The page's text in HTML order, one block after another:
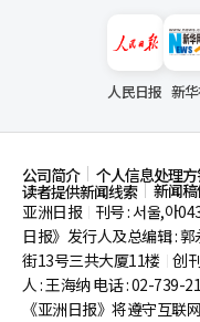
人民日报 新
公司简介 个人信息处理
读者提供新闻线索
新闻
亚洲日报
刊号 : 서울,아
日报》发行人及总编辑 :
街13号三共大厦11楼 创
人 : 王海纳 电话 : 02-739-
《亚洲日报》将遵守互联